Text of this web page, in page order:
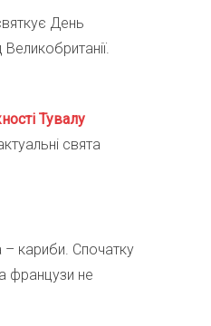
День
Тувалу
свята
– кариби. Спочатку
французи не